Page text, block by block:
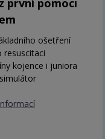
ošetření
resuscitaci
kojence i juniora